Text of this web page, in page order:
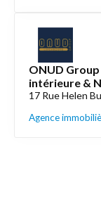
ONUD
intérieure &
17 Rue Helen
Agence